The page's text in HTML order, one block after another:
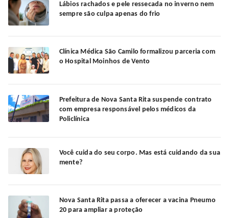
Lábios rachados e pele ressecada no inverno nem
sempre são culpa apenas do frio
Clínica Médica São Camilo formalizou parceria com
o Hospital Moinhos de Vento
Prefeitura de Nova Santa Rita suspende contrato
com empresa responsável pelos médicos da
Policlínica
Você cuida do seu corpo. Mas está cuidando da sua
mente?
Nova Santa Rita passa a oferecer a vacina Pneumo
20 para ampliar a proteção